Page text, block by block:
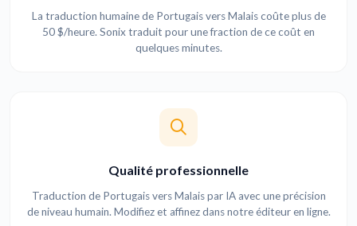
La traduction humaine de Portugais vers Malais coûte plus de
50 $/heure. Sonix traduit pour une fraction de ce coût en
quelques minutes.
Qualité professionnelle
Traduction de Portugais vers Malais par IA avec une précision
de niveau humain. Modifiez et affinez dans notre éditeur en ligne.